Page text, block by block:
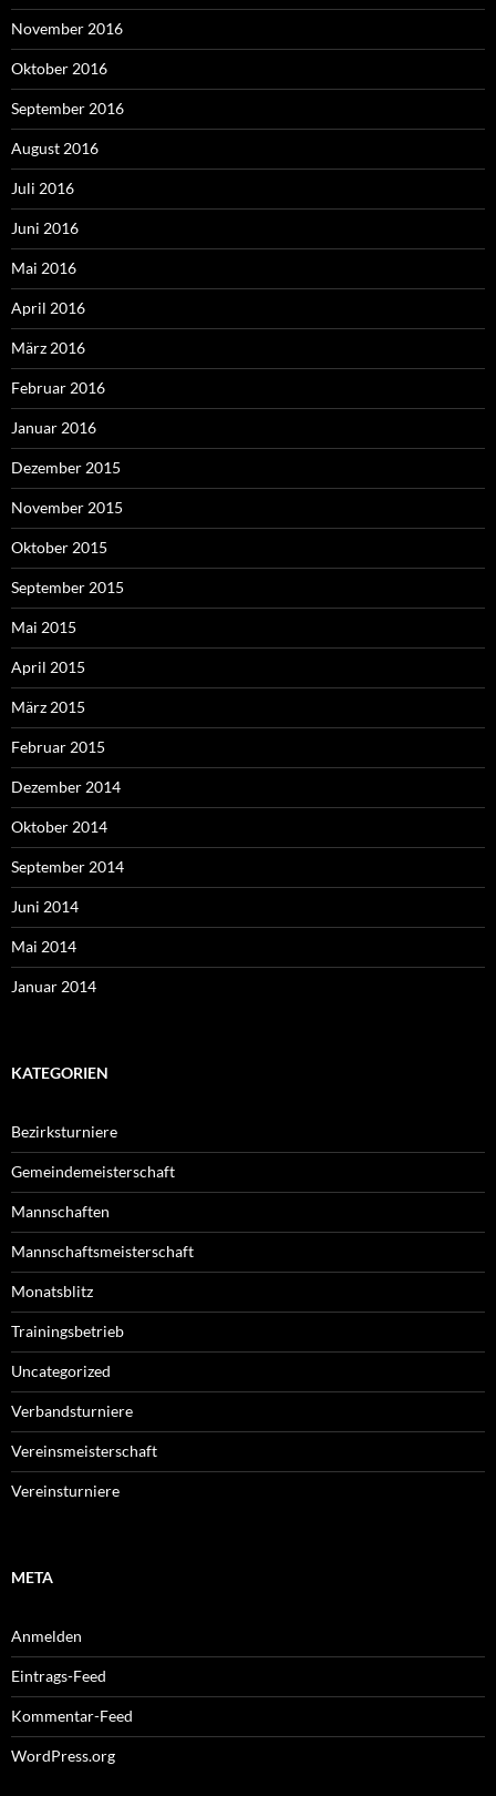
November 2016
Oktober 2016
September 2016
August 2016
Juli 2016
Juni 2016
Mai 2016
April 2016
März 2016
Februar 2016
Januar 2016
Dezember 2015
November 2015
Oktober 2015
September 2015
Mai 2015
April 2015
März 2015
Februar 2015
Dezember 2014
Oktober 2014
September 2014
Juni 2014
Mai 2014
Januar 2014
KATEGORIEN
Bezirksturniere
Gemeindemeisterschaft
Mannschaften
Mannschaftsmeisterschaft
Monatsblitz
Trainingsbetrieb
Uncategorized
Verbandsturniere
Vereinsmeisterschaft
Vereinsturniere
META
Anmelden
Eintrags-Feed
Kommentar-Feed
WordPress.org